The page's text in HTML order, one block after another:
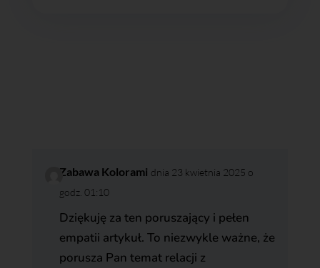
Zabawa Kolorami dnia 23 kwietnia 2025 o
godz. 01:10
Dziękuję za ten poruszający i pełen
empatii artykuł. To niezwykle ważne, że
porusza Pan temat relacji z